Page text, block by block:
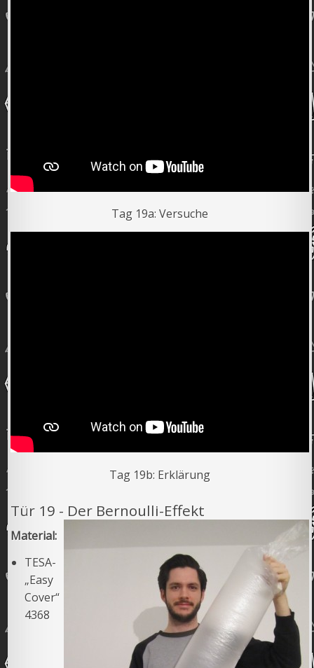
Tag 19a: Versuche
Tag 19b: Erklärung
Tür 19 - Der Bernoulli-Effekt
Material:
TESA-
„Easy
Cover“
4368